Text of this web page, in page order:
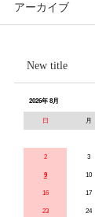
アーカイブ
New title
2026年 8月
日 月
2 3
9 10
16 17
23 24